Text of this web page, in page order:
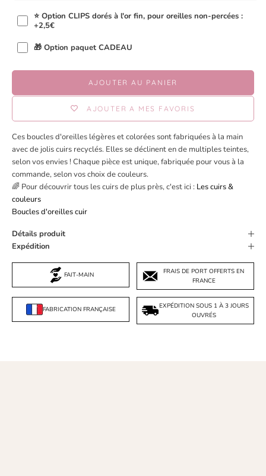
⭐ Option CLIPS dorés à l'or fin, pour oreilles non-percées :
+2,5€
🎁 Option paquet CADEAU
AJOUTER AU PANIER
AJOUTER A MES FAVORIS
Ces boucles d'oreilles légères et colorées sont fabriquées à la main
avec de jolis cuirs recyclés. Elles se déclinent en de multiples teintes,
selon vos envies ! Chaque pièce est unique, fabriquée pour vous à la
commande, selon vos choix de couleurs.
🌈 Pour découvrir tous les cuirs de plus près, c'est ici : Les cuirs &
couleurs
Boucles d'oreilles cuir
Détails produit
Expédition
FAIT-MAIN
FRAIS DE PORT OFFERTS EN
FRANCE
FABRICATION FRANÇAISE
EXPÉDITION SOUS 1 À 3 JOURS
OUVRÉS